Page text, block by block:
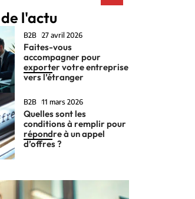
l'actu
B2B 27 avril 2026
Faites-vous
accompagner pour
exporter votre entreprise
vers l’étranger
B2B 11 mars 2026
Quelles sont les
conditions à remplir pour
répondre à un appel
d’offres ?